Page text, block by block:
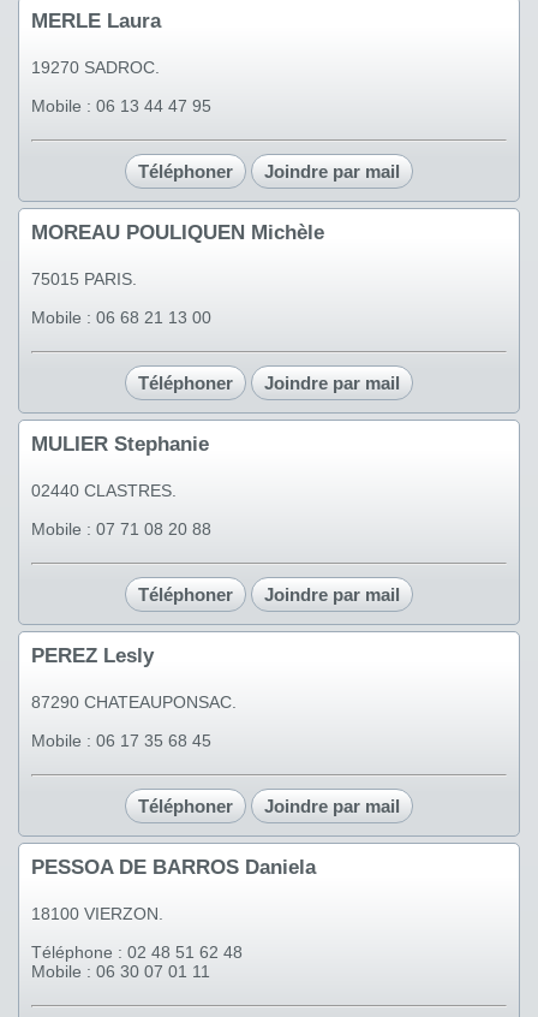
MERLE Laura
19270 SADROC.
Mobile : 06 13 44 47 95
Téléphoner Joindre par mail
MOREAU POULIQUEN Michèle
75015 PARIS.
Mobile : 06 68 21 13 00
Téléphoner Joindre par mail
MULIER Stephanie
02440 CLASTRES.
Mobile : 07 71 08 20 88
Téléphoner Joindre par mail
PEREZ Lesly
87290 CHATEAUPONSAC.
Mobile : 06 17 35 68 45
Téléphoner Joindre par mail
PESSOA DE BARROS Daniela
18100 VIERZON.
Téléphone : 02 48 51 62 48
Mobile : 06 30 07 01 11